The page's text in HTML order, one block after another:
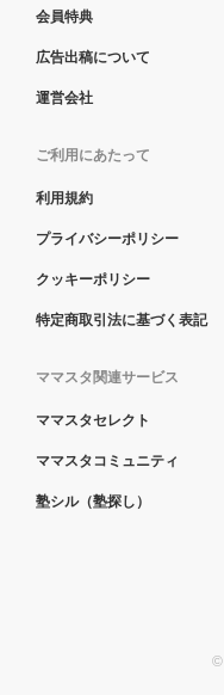
会員特典
広告出稿について
運営会社
ご利用にあたって
利用規約
プライバシーポリシー
クッキーポリシー
特定商取引法に基づく表記
ママスタ関連サービス
ママスタセレクト
ママスタコミュニティ
塾シル（塾探し）
©